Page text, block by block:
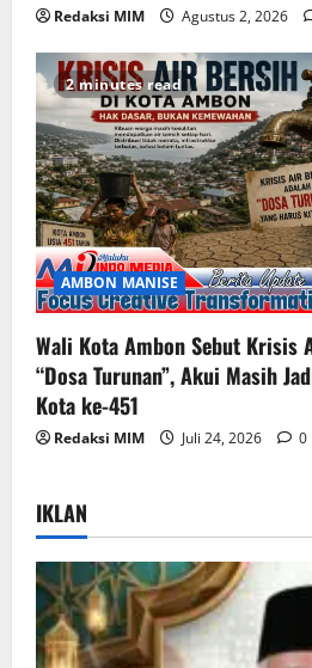
Redaksi MIM Agustus 2, 2026
2 minutes read
AMBON MANISE
Wali Kota Ambon Sebut Krisis
“Dosa Turunan”, Akui Masih
Kota ke-451
Redaksi MIM Juli 24, 2026 0
IKLAN